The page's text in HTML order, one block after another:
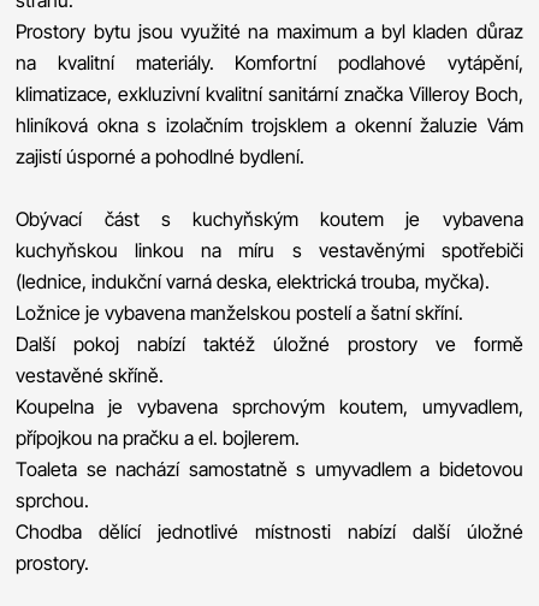
Prostory bytu jsou využité na maximum a byl kladen důraz
na kvalitní materiály. Komfortní podlahové vytápění,
klimatizace, exkluzivní kvalitní sanitární značka Villeroy Boch,
hliníková okna s izolačním trojsklem a okenní žaluzie Vám
zajistí úsporné a pohodlné bydlení.
Obývací část s kuchyňským koutem je vybavena
kuchyňskou linkou na míru s vestavěnými spotřebiči
(lednice, indukční varná deska, elektrická trouba, myčka).
Ložnice je vybavena manželskou postelí a šatní skříní.
Další pokoj nabízí taktéž úložné prostory ve formě
vestavěné skříně.
Koupelna je vybavena sprchovým koutem, umyvadlem,
přípojkou na pračku a el. bojlerem.
Toaleta se nachází samostatně s umyvadlem a bidetovou
sprchou.
Chodba dělící jednotlivé místnosti nabízí další úložné
prostory.